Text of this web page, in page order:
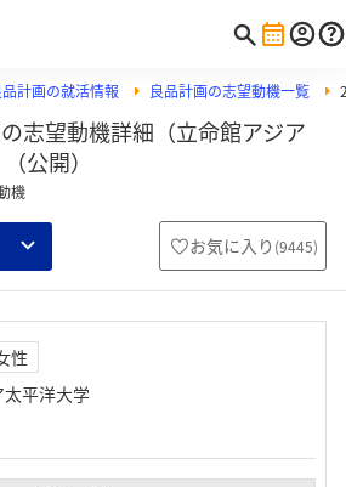
計画の就活情報 良品計画の志望動機一覧
志望動機詳細（立命館アジア
公開）
機
お気に入り (9445)
性
太平洋大学